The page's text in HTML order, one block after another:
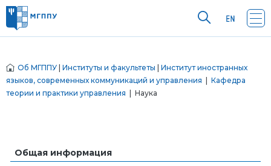
Об МГППУ Институты и факультеты
Институт иностранных
языков, современных коммуникаций и управления
Кафедра
теории и практики управления | Наука
Общая информация